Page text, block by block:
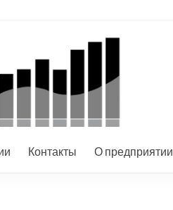
Контакты О предприятии